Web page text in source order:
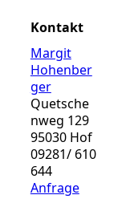
Kontakt
Margit
Hohenber
ger
Quetsche
nweg 129
95030 Hof
09281/ 610
644
Anfrage